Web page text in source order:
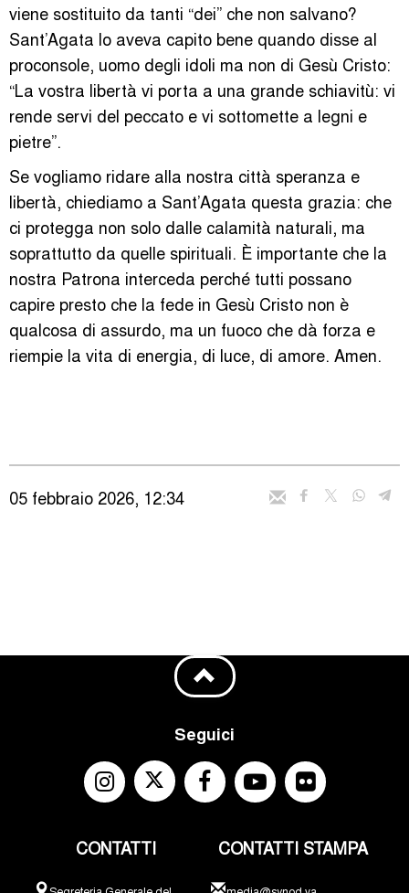
viene sostituito da tanti “dei” che non salvano?
Sant’Agata lo aveva capito bene quando disse al
proconsole, uomo degli idoli ma non di Gesù Cristo:
“La vostra libertà vi porta a una grande schiavitù: vi
rende servi del peccato e vi sottomette a legni e
pietre”.
Se vogliamo ridare alla nostra città speranza e
libertà, chiediamo a Sant’Agata questa grazia: che
ci protegga non solo dalle calamità naturali, ma
soprattutto da quelle spirituali. È importante che la
nostra Patrona interceda perché tutti possano
capire presto che la fede in Gesù Cristo non è
qualcosa di assurdo, ma un fuoco che dà forza e
riempie la vita di energia, di luce, di amore. Amen.
05 febbraio 2026, 12:34
Seguici
CONTATTI CONTATTI STAMPA